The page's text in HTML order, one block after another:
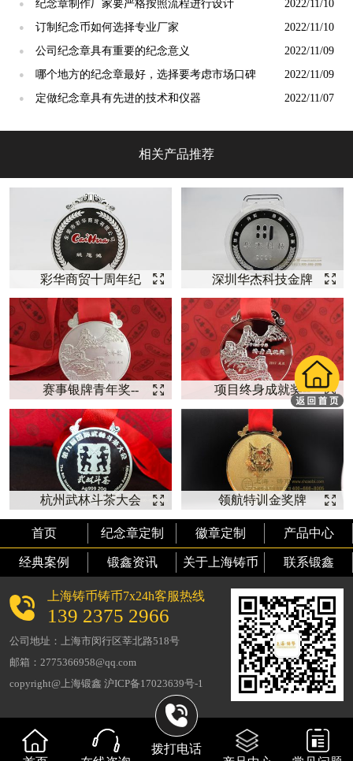
● 纪念章制作厂家要严格按照流程进行设计 2022/11/10
● 订制纪念币如何选择专业厂家 2022/11/10
● 公司纪念章具有重要的纪念意义 2022/11/09
● 哪个地方的纪念章最好，选择要考虑市场口碑 2022/11/09
● 定做纪念章具有先进的技术和仪器 2022/11/07
相关产品推荐
彩华商贸十周年纪
念银奖牌纪念【奖
牌定制】
深圳华杰科技金牌
销售奖牌【奖牌定
制】
赛事银牌青年奖--
【银牌定制】
项目终身成就奖--
【纯银奖牌】
杭州武林斗茶大会
纯银奖牌 【奖牌
定制】
领航特训金奖牌
【奖牌定制】
首页
纪念章定制 徽章定制 产品中心
经典案例 锻鑫资讯 关于上海铸币 联系锻鑫
上海铸币铸币7x24h客服热线
139 2375 2966
公司地址：上海市闵行区莘北路518号
邮箱：2775366958@qq.com
copyright@上海锻鑫 沪ICP备17023639号-1
拨打电话